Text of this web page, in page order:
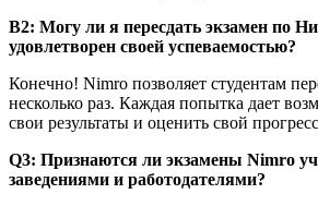
В2: Могу ли я пересдать экзамен по
удовлетворен своей успеваемостью?
Конечно! Nimro позволяет студентам
несколько раз. Каждая попытка дает
свои результаты и оценить свой
Q3: Признаются ли экзамены Nimro
заведениями и работодателями?